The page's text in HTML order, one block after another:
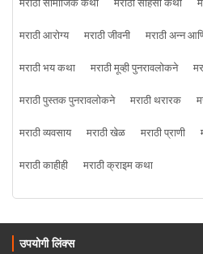
मराठी आरोग्य
मराठी जीवनी मराठी अन्न
मराठी भय कथा
मराठी मूव्ही पुनरावलोकने
मराठी पुस्तक पुनरावलोकने
मराठी थरारक
मराठी व्यवसाय
मराठी खेळ मराठी प्राणी
मराठी काहीही
मराठी क्राइम कथा
उपयोगी लिंक्स